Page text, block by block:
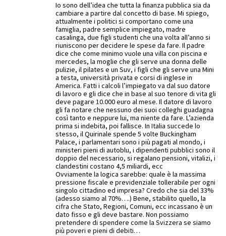
Io sono dell’idea che tutta la finanza pubblica sia da
cambiare a partire dal concetto di base. Mi spiego,
attualmente i politici si comportano come una
famiglia, padre semplice impiegato, madre
casalinga, due figli studenti che una volta all’anno si
riuniscono per decidere le spese da fare. Il padre
dice che come minimo vuole una villa con piscina e
mercedes, la moglie che gli serve una donna delle
pulizie, il pilates e un Suv, i figli che gli serve una Mini
a testa, università privata e corsi di inglese in
America. Fatti i calcoli l’impiegato va dal suo datore
di lavoro e gli dice che in base al suo tenore di vita gli
deve pagare 10.000 euro al mese. Il datore di lavoro
gli fa notare che nessuno dei suoi colleghi guadagna
così tanto e neppure lui, ma niente da fare. L’azienda
prima si indebita, poi fallisce. In Italia succede lo
stesso, il Quirinale spende 5 volte Buckingham
Palace, i parlamentari sono i più pagati al mondo, i
ministeri pieni di autoblu, i dipendenti pubblici sono il
doppio del necessario, si regalano pensioni, vitalizi, i
clandestini costano 4,5 miliardi, ecc
Ovviamente la logica sarebbe: quale è la massima
pressione fiscale e previdenziale tollerabile per ogni
singolo cittadino ed impresa? Credo che sia del 33%
(adesso siamo al 70%….) Bene, stabilito quello, la
cifra che Stato, Regioni, Comuni, ecc incassano è un
dato fisso e gli deve bastare. Non possiamo
pretendere di spendere come la Svizzera se siamo
più poveri e pieni di debiti…